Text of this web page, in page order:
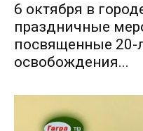
6 октября в
праздничные
посвященные 20-
освобождения...